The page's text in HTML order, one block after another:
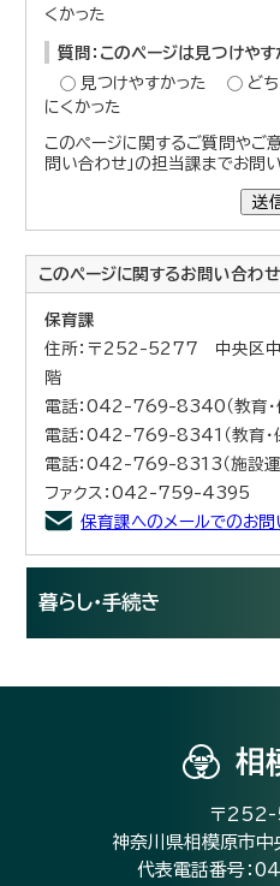
くかった
質問：このページは見つけや
見つけやすかった
ど
にくかった
このページに関するご質問やご
問い合わせ」の担当課までお問
送
このページに関するお問い合わせ
保育課
住所：〒252-5277 中央区
階
電話：042-769-8340（教育・
電話：042-769-8341（教育・
電話：042-769-8313（施設運
ファクス：042-759-4395
保育課へのメールでのお問
暮らし・手続き
相
〒
神奈川県相模原市
代表電話番号：